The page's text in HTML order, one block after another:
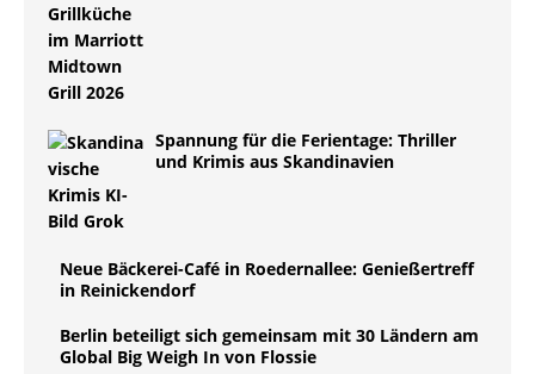
Spannung für die Ferientage: Thriller
und Krimis aus Skandinavien
Neue Bäckerei-Café in Roedernallee: Genießertreff
in Reinickendorf
Berlin beteiligt sich gemeinsam mit 30 Ländern am
Global Big Weigh In von Flossie